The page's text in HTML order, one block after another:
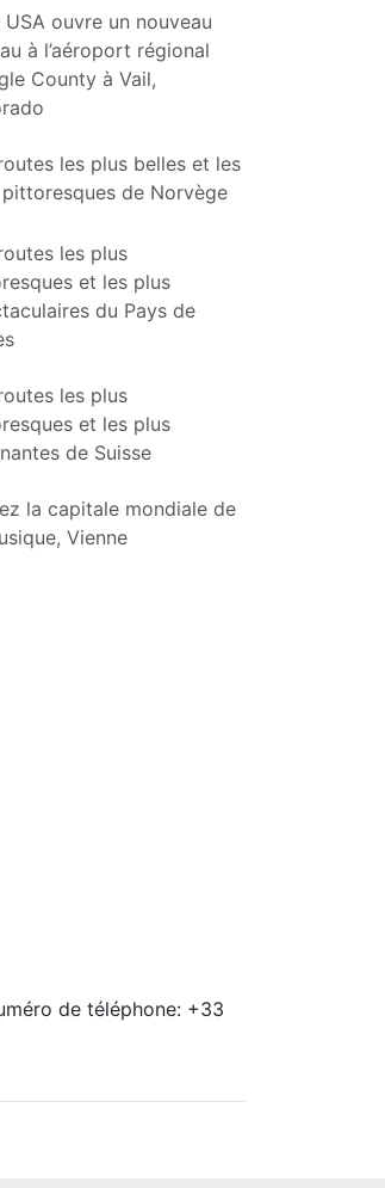
USA ouvre un nouveau
à l’aéroport régional
County à Vail,
les plus belles et les
de Norvège
les plus
et les plus
du Pays de
les plus
et les plus
de Suisse
la capitale mondiale de
Vienne
de téléphone: +33